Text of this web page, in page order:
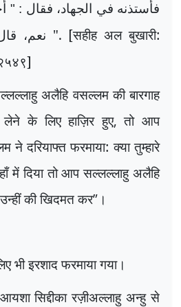
فأستذنه في الجهاد، فقال : "
نعم، ". [सहीह अल बुखारी:
अलैहि वसल्लम की बारगाह
के लिए हाज़िर हुए,तो आप
दरियाफ्त फरमाया: क्या तुम्हारे
में दिया तो आप सल्लल्लाहु अलैहि
की खिदमत कर” ।
भी इरशाद फरमाया गया।
सिद्दीका रज़ीअल्लाहु अन्हु से